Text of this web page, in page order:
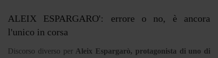
ALEIX ESPARGARO': errore o no, è ancora
l'unico in corsa
Discorso diverso per Aleix Espargarò, protagonista di uno di